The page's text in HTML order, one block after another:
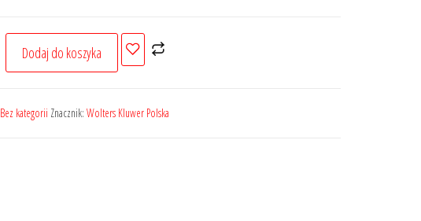
Dodaj do koszyka
Bez kategorii Znacznik: Wolters Kluwer Polska